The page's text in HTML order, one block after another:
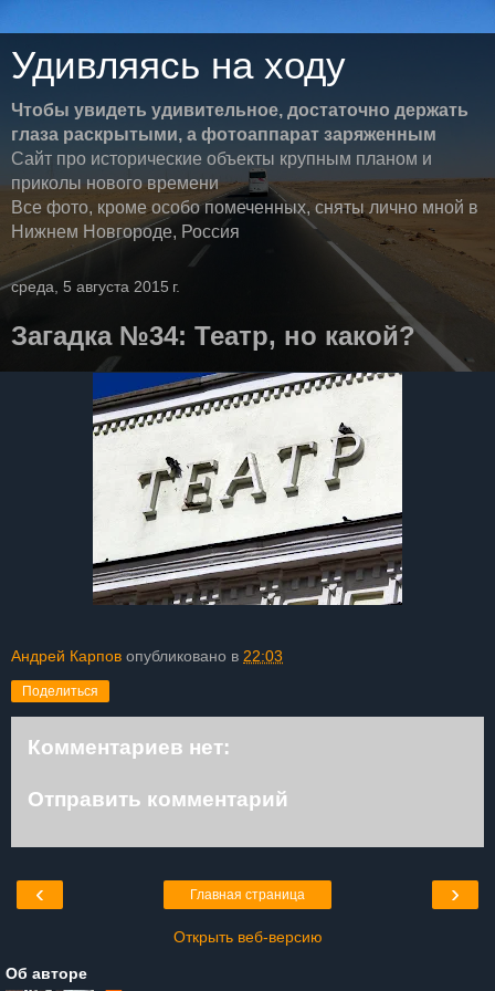
Удивляясь на ходу
Чтобы увидеть удивительное, достаточно держать
глаза раскрытыми, а фотоаппарат заряженным
Сайт про исторические объекты крупным планом и
приколы нового времени
Все фото, кроме особо помеченных, сняты лично мной в
Нижнем Новгороде, Россия
среда, 5 августа 2015 г.
Загадка №34: Театр, но какой?
Андрей Карпов опубликовано в 22:03
Поделиться
Комментариев нет:
Отправить комментарий
‹ ›
Главная страница
Открыть веб-версию
Об авторе